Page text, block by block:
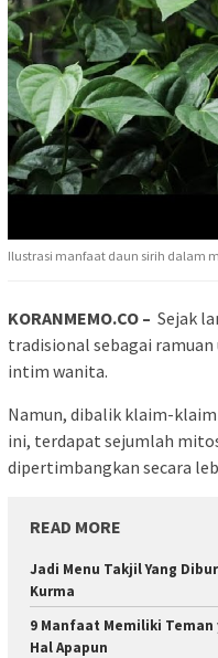
Ilustrasi manfaat daun sirih dalam
KORANMEMO.CO – Sejak
tradisional sebagai
intim wanita.
Namun, dibalik klaim-
ini, terdapat sejumlah
dipertimbangkan secara
READ MORE
Jadi Menu Takjil Yang
Kurma
9 Manfaat Memiliki
Hal Apapun